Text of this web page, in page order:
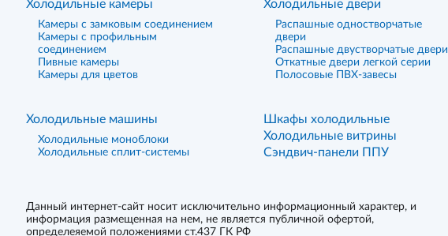
Холодильные камеры
Камеры с замковым соединением
Камеры с профильным
соединением
Пивные камеры
Камеры для цветов
Холодильные двери
Распашные одностворчатые
двери
Распашные двустворчатые двери
Откатные двери легкой серии
Полосовые ПВХ-завесы
Холодильные машины
Холодильные моноблоки
Холодильные сплит-системы
Шкафы холодильные
Холодильные витрины
Сэндвич-панели ППУ
Данный интернет-сайт носит исключительно информационный характер, и
информация размещенная на нем, не является публичной офертой,
определеяемой положениями ст.437 ГК РФ